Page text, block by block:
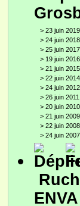
> 23 juin 2019
> 24 juin 2018
> 25 juin 2017
> 19 juin 2016
> 21 juin 2015
> 22 juin 2014
> 24 juin 2012
> 26 juin 2011
> 20 juin 2010
> 21 juin 2009
> 22 juin 2008
> 24 juin 2007
ENVA